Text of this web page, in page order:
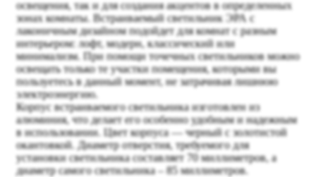
освещения, так и для создания акцентов в определенных
зонах комнаты. Встраиваемый светильник ЭРА с
лаконичным дизайном подойдет для комнат с разным
интерьером: лофт, модерн, классический или
минимализм. При помощи точечных светильников можно
освещать только те участки помещения, которыми вы
пользуетесь в данный момент, не затрачивая лишнюю
электроэнергию.
Корпус встраиваемого светильника изготовлен из
алюминия, что делает его особенно удобным и надежным
в использовании. Цвет корпуса — черный с золотистой
окантовкой. Диаметр отверстия, требуемого для
установки светильника составляет 70 миллиметров, а
диаметр самого светильника – 85 миллиметров.